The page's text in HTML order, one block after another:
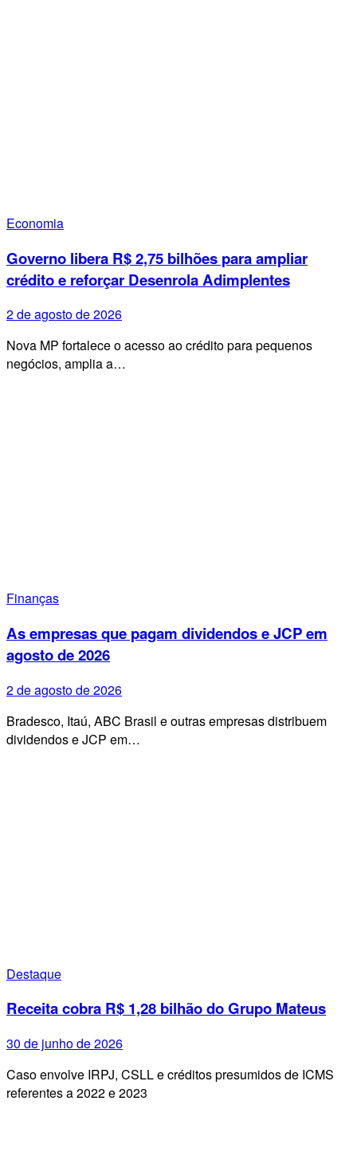
Economia
Governo libera R$ 2,75 bilhões para ampliar
crédito e reforçar Desenrola Adimplentes
2 de agosto de 2026
Nova MP fortalece o acesso ao crédito para pequenos
negócios, amplia a…
Finanças
As empresas que pagam dividendos e JCP em
agosto de 2026
2 de agosto de 2026
Bradesco, Itaú, ABC Brasil e outras empresas distribuem
dividendos e JCP em…
Destaque
Receita cobra R$ 1,28 bilhão do Grupo Mateus
30 de junho de 2026
Caso envolve IRPJ, CSLL e créditos presumidos de ICMS
referentes a 2022 e 2023